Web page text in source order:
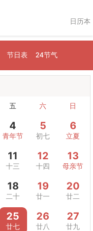
日历本
节日表 24节气
五 六 日
4
青年节
5
初七
6
立夏
11
十三
12
十四
13
母亲节
18
二十
19
廿一
20
廿二
25
廿七
26
廿八
27
廿九